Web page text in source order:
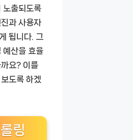
노출되도록
과 사용자
됩니다. 그
예산을 효율
요? 이를
도록 하겠
링